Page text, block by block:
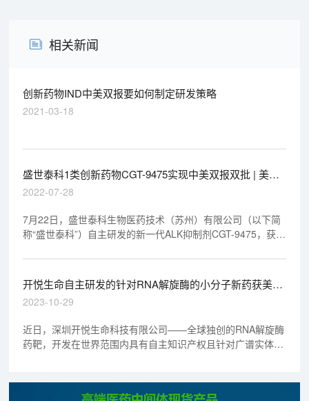
相关新闻
创新药物IND中美双报要如何制定研发策略
2021-03-18
盛世泰科1类创新药物CGT-9475实现中美双报双批 | 美迪
西一站式临床前生物医药研发服务平台助力
2022-07-28
7月22日，盛世泰科生物医药技术（苏州）有限公司（以下简
称“盛世泰科”）自主研发的新一代ALK抑制剂CGT-9475，获得
有望解决肺癌治疗中耐药性和脑转移等几大临床痛点。这是继
今年6月该药获得中国国家药品监督管理局（NMPA）临床试
验许可后的又一成果。
开悦生命自主研发的针对RNA解旋酶的小分子新药获美国
FDA临床实验许可（IND)
2023-10-29
近日，深圳开悦生命科技有限公司——全球独创的RNA解旋酶
药靶，开发在世界范围内具有自主知识产权且针对广谱实体肿